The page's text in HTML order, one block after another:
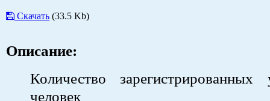
Скачать (33.5 Kb)
Описание:
Количество зарегистрированных
человек